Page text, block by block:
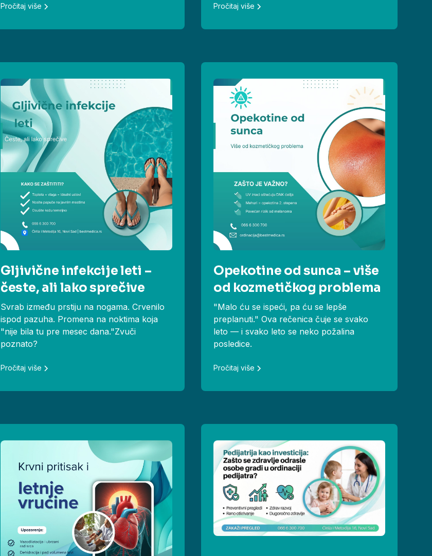
Pročitaj više Pročitaj više
Gljivične infekcije leti –
česte, ali lako sprečive
Svrab između prstiju na nogama. Crvenilo
ispod pazuha. Promena na noktima koja
"nije bila tu pre mesec dana."Zvuči
poznato?
Pročitaj više
Opekotine od sunca – više
od kozmetičkog problema
"Malo ću se ispeći, pa ću se lepše
preplanuti." Ova rečenica čuje se svako
leto — i svako leto se neko požalina
posledice.
Pročitaj više